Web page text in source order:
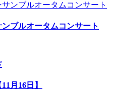
ブルオータムコンサート
月16日】